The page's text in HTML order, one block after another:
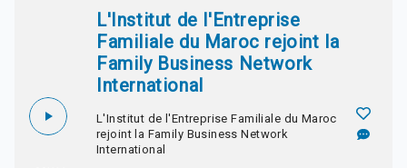
L'Institut de l'Entreprise
Familiale du Maroc rejoint la
Family Business Network
International
L'Institut de l'Entreprise Familiale du Maroc
rejoint la Family Business Network
International